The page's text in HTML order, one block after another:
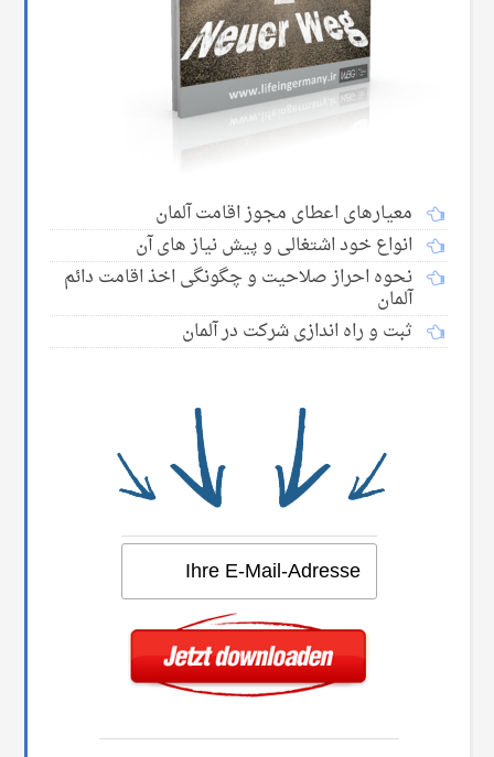
معیارهای اعطای مجوز اقامت آلمان
انواع خود اشتغالی و پیش نیاز های آن
نحوه احراز صلاحیت و چگونگی اخذ اقامت دائم
آلمان
ثبت و راه اندازی شرکت در آلمان